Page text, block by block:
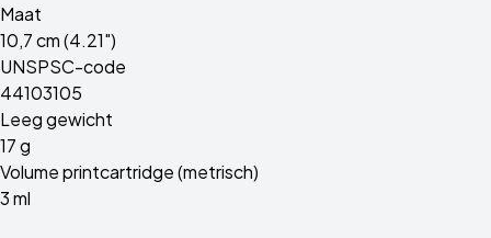
Maat
10,7 cm (4.21")
UNSPSC-code
44103105
Leeg gewicht
17 g
Volume printcartridge (metrisch)
3 ml